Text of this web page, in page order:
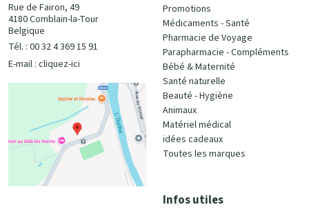
Rue de Fairon, 49
4180 Comblain-la-Tour
Belgique
Tél. : 00 32 4 369 15 91
E-mail : cliquez-ici
Promotions
Médicaments - Santé
Pharmacie de Voyage
Parapharmacie - Compléments
Bébé & Maternité
Santé naturelle
Beauté - Hygiène
Animaux
Matériel médical
idées cadeaux
Toutes les marques
Infos utiles